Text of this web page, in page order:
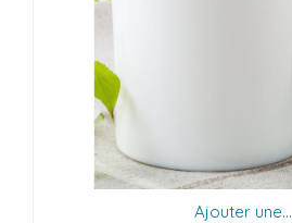
Ajouter une...